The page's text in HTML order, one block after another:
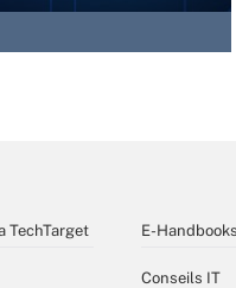
TechTarget E-Handbooks
Conseils IT